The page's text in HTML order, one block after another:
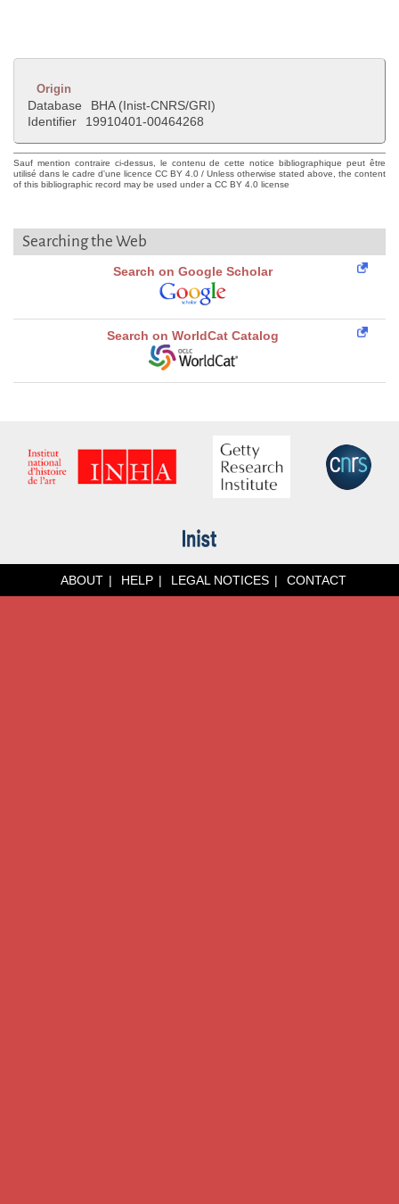
Origin
Database
BHA (Inist-CNRS/GRI)
Identifier
19910401-00464268
Sauf mention contraire ci-dessus, le contenu de cette notice bibliographique peut être
utilisé dans le cadre d'une licence CC BY 4.0 / Unless otherwise stated above, the content
of this bibliographic record may be used under a CC BY 4.0 license
Searching the Web
Search on Google Scholar
Search on WorldCat Catalog
ABOUT HELP LEGAL NOTICES CONTACT